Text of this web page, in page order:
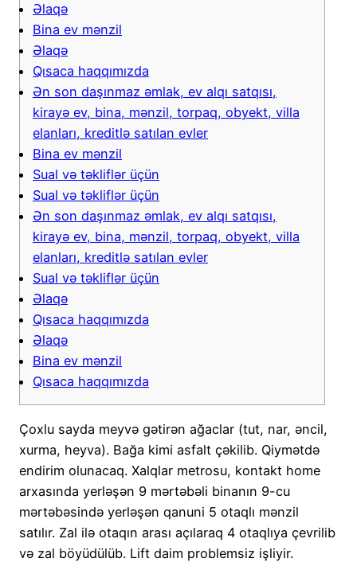
Əlaqə
Bina ev mənzil
Əlaqə
Qısaca haqqımızda
Ən son daşınmaz əmlak, ev alqı satqısı,
kirayə ev, bina, mənzil, torpaq, obyekt, villa
elanları, kreditlə satılan evler
Bina ev mənzil
Sual və təkliflər üçün
Sual və təkliflər üçün
Ən son daşınmaz əmlak, ev alqı satqısı,
kirayə ev, bina, mənzil, torpaq, obyekt, villa
elanları, kreditlə satılan evler
Sual və təkliflər üçün
Əlaqə
Qısaca haqqımızda
Əlaqə
Bina ev mənzil
Qısaca haqqımızda
Çoxlu sayda meyvə gətirən ağaclar (tut, nar, əncil,
xurma, heyva). Bağa kimi asfalt çəkilib. Qiymətdə
endirim olunacaq. Xalqlar metrosu, kontakt home
arxasında yerləşən 9 mərtəbəli binanın 9-cu
mərtəbəsində yerləşən qanuni 5 otaqlı mənzil
satılır. Zal ilə otaqın arası açılaraq 4 otaqlıya çevrilib
və zal böyüdülüb. Lift daim problemsiz işliyir.